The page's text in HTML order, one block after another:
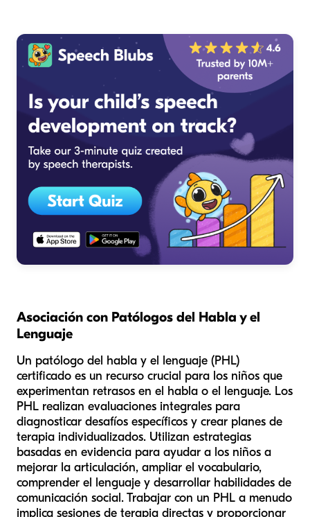
Asociación con Patólogos del Habla y el
Lenguaje
Un patólogo del habla y el lenguaje (PHL)
certificado es un recurso crucial para los niños que
experimentan retrasos en el habla o el lenguaje. Los
PHL realizan evaluaciones integrales para
diagnosticar desafíos específicos y crear planes de
terapia individualizados. Utilizan estrategias
basadas en evidencia para ayudar a los niños a
mejorar la articulación, ampliar el vocabulario,
comprender el lenguaje y desarrollar habilidades de
comunicación social. Trabajar con un PHL a menudo
implica sesiones de terapia directas y proporcionar